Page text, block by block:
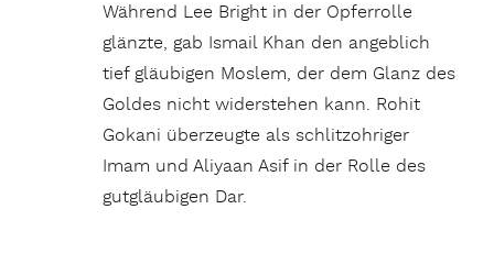
Während Lee Bright in der Opferrolle
glänzte, gab Ismail Khan den angeblich
tief gläubigen Moslem, der dem Glanz des
Goldes nicht widerstehen kann. Rohit
Gokani überzeugte als schlitzohriger
Imam und Aliyaan Asif in der Rolle des
gutgläubigen Dar.